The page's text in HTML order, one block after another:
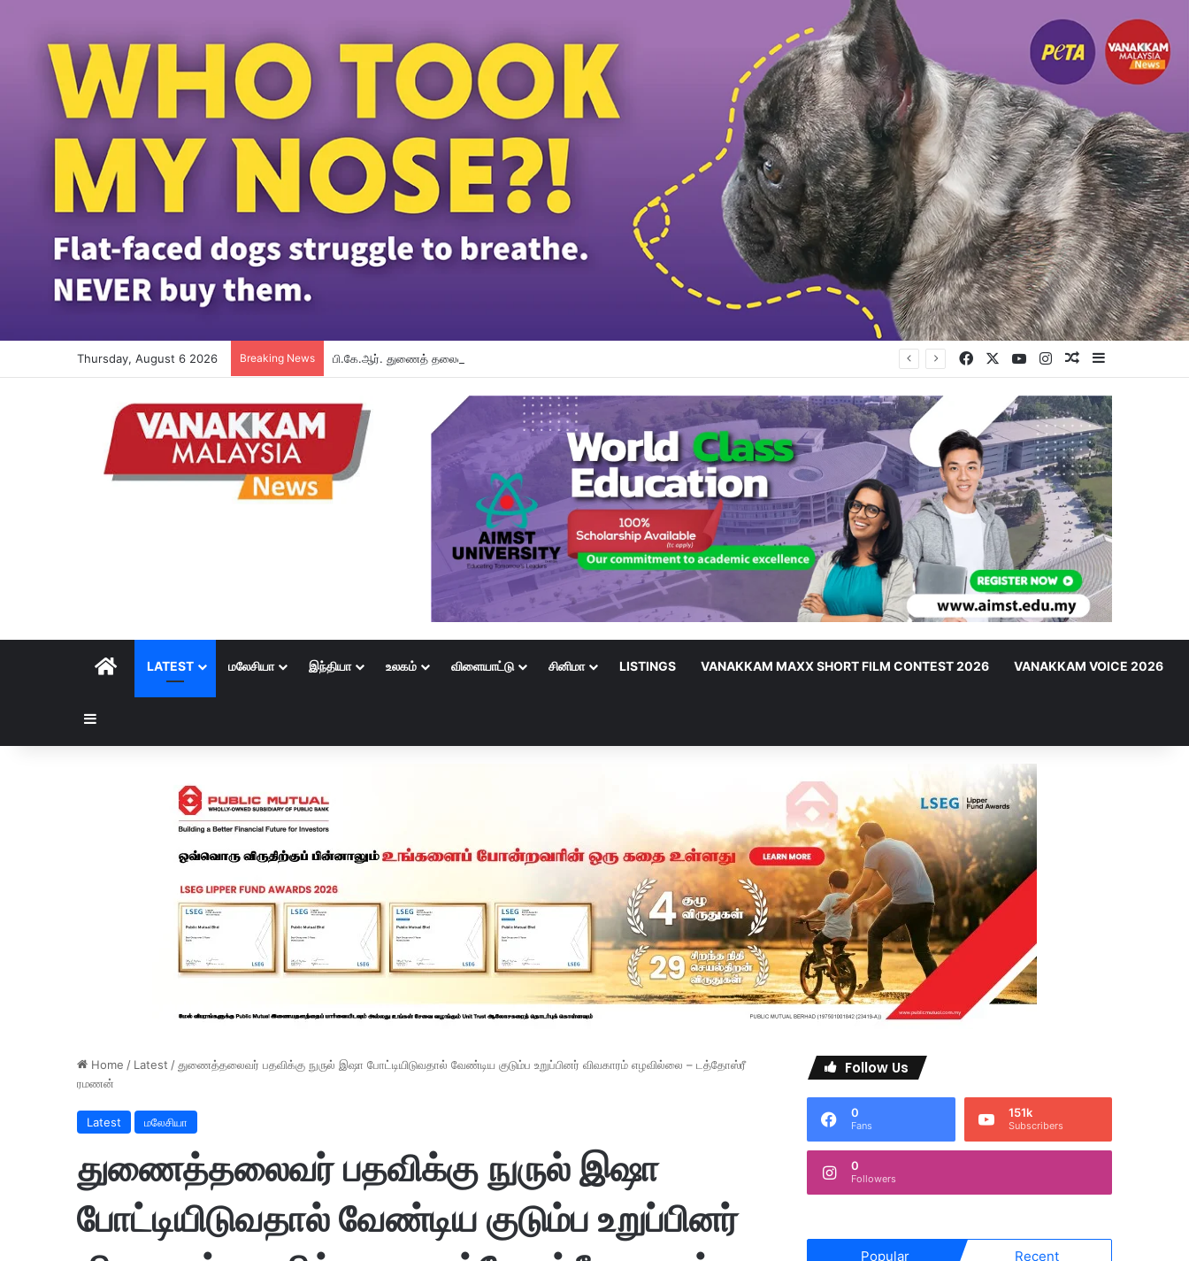
Thursday, August 6 2026 Breaking News பி.கே.ஆர். துணைத் தலைவர் பதவியிலிருந்து விலக கோரினார் நூருல் இஸ்ஸா; தற்காலிக ஓய்வு வழங்கியுள்ளது கட்சி Facebook YouTubeInstagramRandom Article
HOMELATEST மலேசியா இந்தியா உலகம் விளையாட்டு சினிமா LISTINGS VANAKKAM MAXX SHORT FILM CONTEST 2026 VANAKKAM VOICE 2026
Home / Latest /துணைத்தலைவர் பதவிக்கு நுருல் இஷா போட்டியிடுவதால் வேண்டிய குடும்ப உறுப்பினர் விவகாரம் எழவில்லை – டத்தோஸ்ரீ
ரமணன்
Latest மலேசியா
துணைத்தலைவர் பதவிக்கு நுருல் இஷா
போட்டியிடுவதால் வேண்டிய குடும்ப உறுப்பினர்
Follow Us
0
Fans
151k
Subscribers
0
Followers
Popular Recent